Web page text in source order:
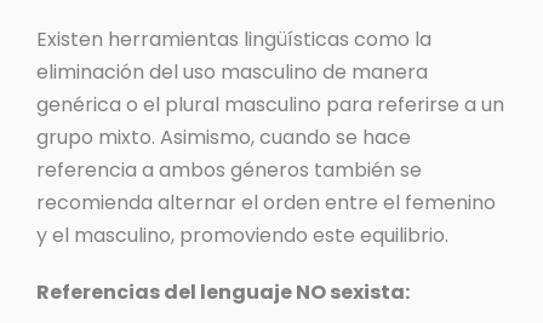
Existen herramientas lingüísticas como la
eliminación del uso masculino de manera
genérica o el plural masculino para referirse a un
grupo mixto. Asimismo, cuando se hace
referencia a ambos géneros también se
recomienda alternar el orden entre el femenino
y el masculino, promoviendo este equilibrio.
Referencias del lenguaje NO sexista: